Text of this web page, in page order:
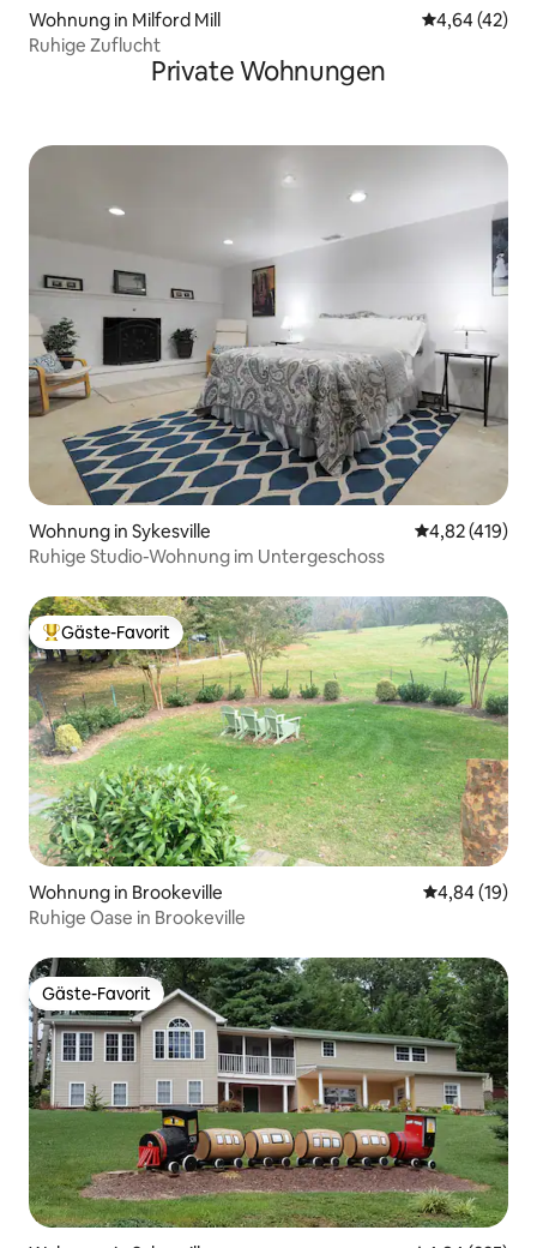
Wohnung in Milford Mill
4,64 (42)
Ruhige Zuflucht
Private Wohnungen
Wohnung in Sykesville
4,82 (419)
Ruhige Studio-Wohnung im Untergeschoss
Beliebter Gäste-Favorit.
Gäste-Favorit
Wohnung in Brookeville
4,84 (19)
Ruhige Oase in Brookeville
Gäste-Favorit
Gäste-Favorit